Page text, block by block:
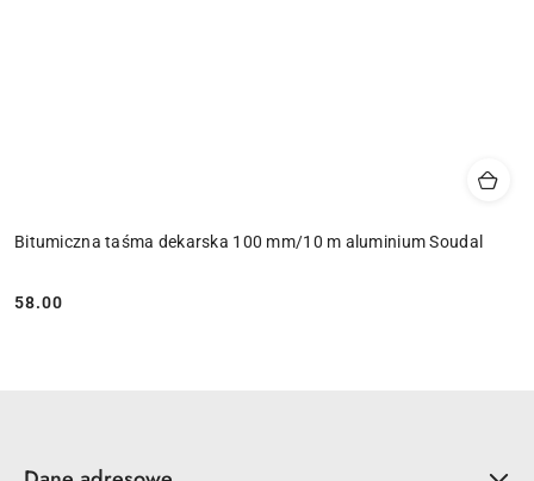
Bitumiczna taśma dekarska 100 mm/10 m aluminium Soudal
Cena:
58.00